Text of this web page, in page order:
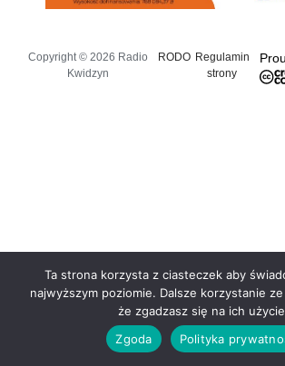
Copyright © 2026 Radio
Kwidzyn
RODO Regulamin
strony
Ta strona korzysta z ciasteczek aby
najwyższym poziomie. Dalsze korzystanie
że zgadzasz się na ich
Zgoda
Polityka